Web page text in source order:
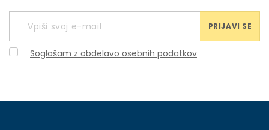
PRIJAVI SE
Soglašam z obdelavo osebnih podatkov